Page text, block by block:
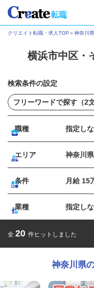
クリエイト転職・求人TOP ＞神奈川県
横浜市中区・
検索条件の設定
職種 指定し
エリア 神奈川
条件 月給 15
業種 指定し
全 20 件ヒットしました
神奈川県